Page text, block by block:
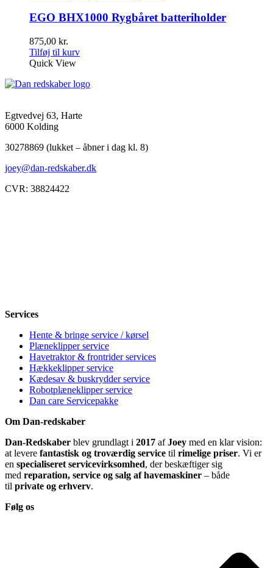
EGO BHX1000 Rygbåret batteriholder
875,00 kr.
Tilføj til kurv
Quick View
Egtvedvej 63, Harte
6000 Kolding
30278869 (lukket – åbner i dag kl. 8)
joey@dan-redskaber.dk
CVR: 38824422
Services
Hente & bringe service / kørsel
Plæneklipper service
Havetraktor & frontrider services
Hækkeklipper service
Kædesav & buskrydder service
Robotplæneklipper service
Dan care Servicepakke
Om Dan-redskaber
Dan-Redskaber blev grundlagt i 2017 afJoey med en klar vision:
at levere fantastisk og troværdig service til rimelige priser. Vi er
en specialiseret servicevirksomhed, der beskæftiger sig
med reparation, service og salg af havemaskiner – både
til private og erhverv.
Følg os